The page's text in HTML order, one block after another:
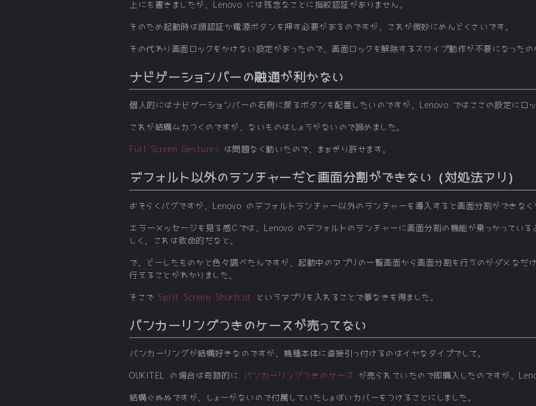
上にも書きましたが、Lenovo には残念なことに指紋認証がありません。
そのため起動時は顔認証か電源ボタンを押す必要があるのですが、これが微妙にめんどくさいです。
その代わり画面ロックをかけない設定があったので、画面ロックを解除するスワイプ動作が不要になったの
ナビゲーションバーの融通が利かない
個人的にはナビゲーションバーの右側に戻るボタンを配置したいのですが、Lenovo ではここの設定にロッ
これが結構ムカつくのですが、ないものはしょうがないので諦めました。
Full Screen Gestures は問題なく動いたので、まぁぎり許せます。
デフォルト以外のランチャーだと画面分割ができない（対処法アリ）
おそらくバグですが、Lenovo のデフォルトランチャー以外のランチャーを導入すると画面分割ができなく
エラーメッセージを見る感じでは、Lenovo のデフォルトのランチャーに画面分割の機能が乗っかっている
しく、これは致命的だなと。
で、どーしたものかと色々調べたんですが、起動中のアプリの一覧画面から画面分割を行うのがダメなだ
行えることがわかりました。
そこで Split Screen Shortcut というアプリを入れることで事なきを得ました。
バンカーリングつきのケースが売ってない
バンカーリングが結構好きなのですが、機種本体に直接引っ付けるのはイヤなタイプでして。
OUKITEL の場合は奇跡的に バンカーリングつきのケース が売られていたので即購入したのですが、
結構ぐぬぬですが、しょーがないので付属していたしょぼいカバーをつけることにしました。